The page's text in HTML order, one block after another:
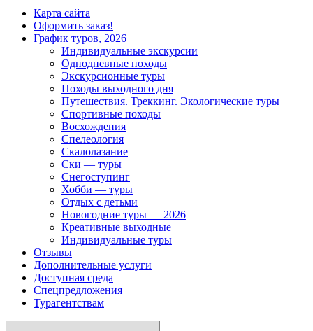
Карта сайта
Оформить заказ!
График туров, 2026
Индивидуальные экскурсии
Однодневные походы
Экскурсионные туры
Походы выходного дня
Путешествия. Треккинг. Экологические туры
Спортивные походы
Восхождения
Спелеология
Скалолазание
Ски — туры
Снегоступинг
Хобби — туры
Отдых с детьми
Новогодние туры — 2026
Креативные выходные
Индивидуальные туры
Отзывы
Дополнительные услуги
Доступная среда
Спецпредложения
Турагентствам